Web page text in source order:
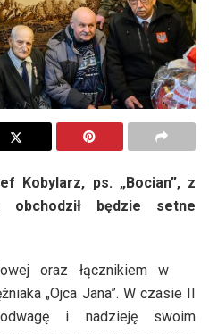
Kobylarz, ps. „Bocian”, z
obchodził będzie setne
oraz łącznikiem w
„Ojca Jana”. W czasie II
i nadzieję swoim